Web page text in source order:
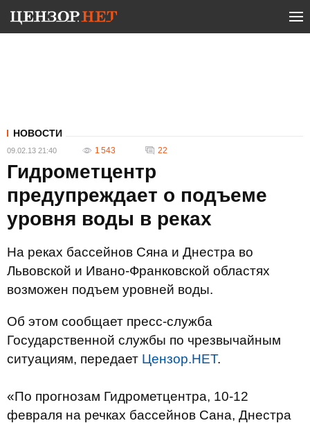
НОВОСТИ
09.02.13 21:40 1 543 22
Гидрометцентр
предупреждает о подъеме
уровня воды в реках
На реках бассейнов Сяна и Днестра во
Львовской и Ивано-Франковской областях
возможен подъем уровней воды.
Об этом сообщает пресс-служба
Государственной службы по чрезвычайным
ситуациям, передает Цензор.НЕТ.
«По прогнозам Гидрометцентра, 10-12
февраля на речках бассейнов Сана, Днестра